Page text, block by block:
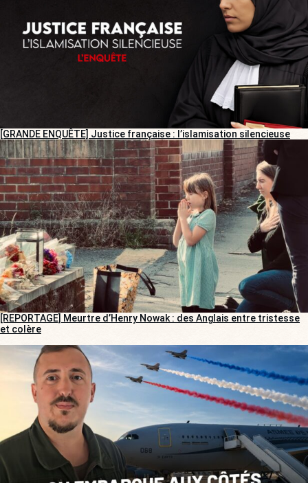
[GRANDE ENQUÊTE] Justice française : l’islamisation silencieuse
[REPORTAGE] Meurtre d’Henry Nowak : des Anglais entre tristesse
et colère